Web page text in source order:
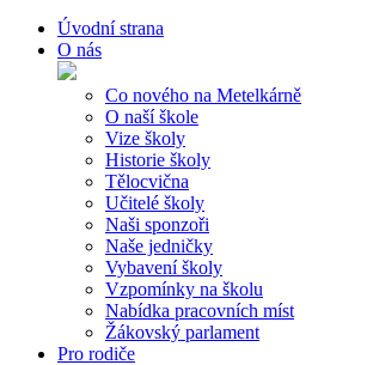
Úvodní strana
O nás
Co nového na Metelkárně
O naší škole
Vize školy
Historie školy
Tělocvična
Učitelé školy
Naši sponzoři
Naše jedničky
Vybavení školy
Vzpomínky na školu
Nabídka pracovních míst
Žákovský parlament
Pro rodiče